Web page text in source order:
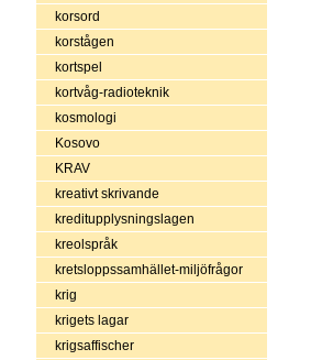
korsord
korstågen
kortspel
kortvåg-radioteknik
kosmologi
Kosovo
KRAV
kreativt skrivande
kreditupplysningslagen
kreolspråk
kretsloppssamhället-miljöfrågor
krig
krigets lagar
krigsaffischer